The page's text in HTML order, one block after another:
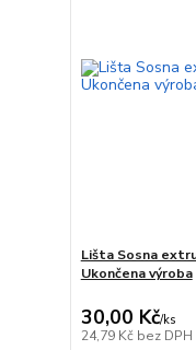
Lišta Sosna
Ukončena výroba
30,00 Kč/ks
24,79 Kč bez DPH